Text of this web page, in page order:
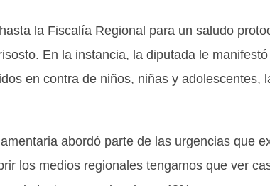
la Fiscalía Regional para un saludo
En la instancia, la diputada le
en contra de niños, niñas y adolescentes,
abordó parte de las urgencias que
los medios regionales tengamos que ver